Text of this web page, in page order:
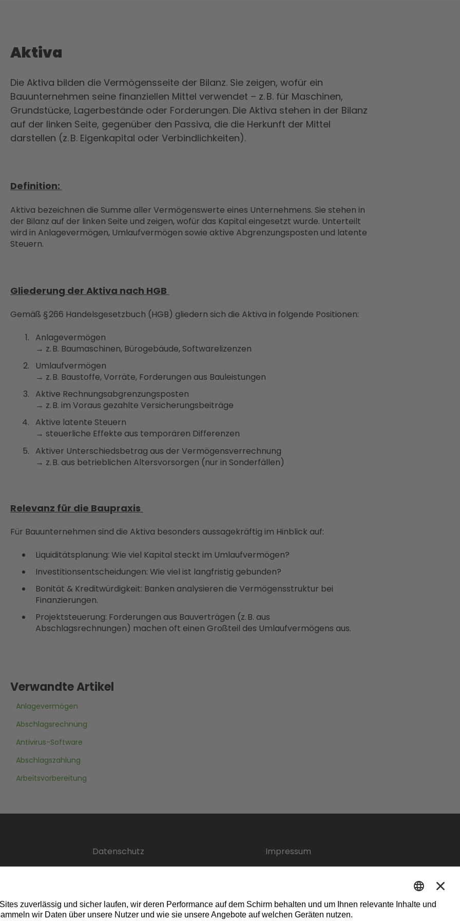
Aktiva
Die Aktiva bilden die Vermögensseite der Bilanz. Sie zeigen, wofür ein
Bauunternehmen seine finanziellen Mittel verwendet – z. B. für Maschinen,
Grundstücke, Lagerbestände oder Forderungen. Die Aktiva stehen in der Bilanz
auf der linken Seite, gegenüber den Passiva, die die Herkunft der Mittel
darstellen (z. B. Eigenkapital oder Verbindlichkeiten).
Definition:
Aktiva bezeichnen die Summe aller Vermögenswerte eines Unternehmens. Sie stehen in
der Bilanz auf der linken Seite und zeigen, wofür das Kapital eingesetzt wurde. Unterteilt
wird in Anlagevermögen, Umlaufvermögen sowie aktive Abgrenzungsposten und latente
Steuern.
Gliederung der Aktiva nach HGB
Gemäß § 266 Handelsgesetzbuch (HGB) gliedern sich die Aktiva in folgende Positionen:
Anlagevermögen
→ z. B. Baumaschinen, Bürogebäude, Softwarelizenzen
Umlaufvermögen
→ z. B. Baustoffe, Vorräte, Forderungen aus Bauleistungen
Aktive Rechnungsabgrenzungsposten
→ z. B. im Voraus gezahlte Versicherungsbeiträge
Aktive latente Steuern
→ steuerliche Effekte aus temporären Differenzen
Aktiver Unterschiedsbetrag aus der Vermögensverrechnung
→ z. B. aus betrieblichen Altersvorsorgen (nur in Sonderfällen)
Relevanz für die Baupraxis
Für Bauunternehmen sind die Aktiva besonders aussagekräftig im Hinblick auf:
Liquiditätsplanung: Wie viel Kapital steckt im Umlaufvermögen?
Investitionsentscheidungen: Wie viel ist langfristig gebunden?
Bonität & Kreditwürdigkeit: Banken analysieren die Vermögensstruktur bei
Finanzierungen.
Projektsteuerung: Forderungen aus Bauverträgen (z. B. aus
Abschlagsrechnungen) machen oft einen Großteil des Umlaufvermögens aus.
Verwandte Artikel
Anlagevermögen
Abschlagsrechnung
Antivirus-Software
Abschlagszahlung
Arbeitsvorbereitung
Datenschutz Impressum